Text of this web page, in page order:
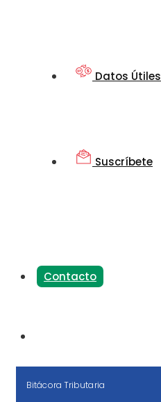
Datos Útiles
Suscríbete
Contacto
Bitácora Tributaria